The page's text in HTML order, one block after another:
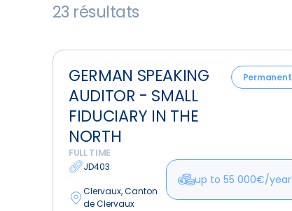
23 résultats
GERMAN SPEAKING
AUDITOR - SMALL
FIDUCIARY IN THE
NORTH
Permanent
FULL TIME
JD403
Clervaux, Canton
de Clervaux
up to 55 000€/year
German
Speaking
Auditor
Small
Fiduciary
North